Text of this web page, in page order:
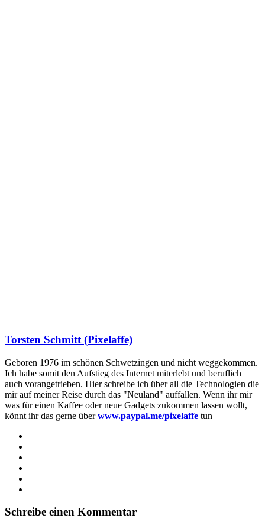
Torsten Schmitt (Pixelaffe)
Geboren 1976 im schönen Schwetzingen und nicht weggekommen.
Ich habe somit den Aufstieg des Internet miterlebt und beruflich
auch vorangetrieben. Hier schreibe ich über all die Technologien die
mir auf meiner Reise durch das "Neuland" auffallen. Wenn ihr mir
was für einen Kaffee oder neue Gadgets zukommen lassen wollt,
könnt ihr das gerne überwww.paypal.me/pixelaffe tun
Schreibe einen Kommentar